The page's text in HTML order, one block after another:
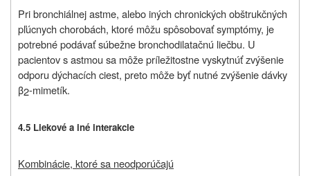
Pri bronchiálnej astme, alebo iných chronických obštrukčných
pľúcnych chorobách, ktoré môžu spôsobovať symptómy, je
potrebné podávať súbežne bronchodilatačnú liečbu. U
pacientov s astmou sa môže príležitostne vyskytnúť zvýšenie
odporu dýchacích ciest, preto môže byť nutné zvýšenie dávky
β2-mimetík.
4.5 Liekové a iné interakcie
Kombinácie, ktoré sa neodporúčajú